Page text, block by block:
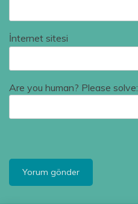
İnternet sitesi
Are you human? Please solve: